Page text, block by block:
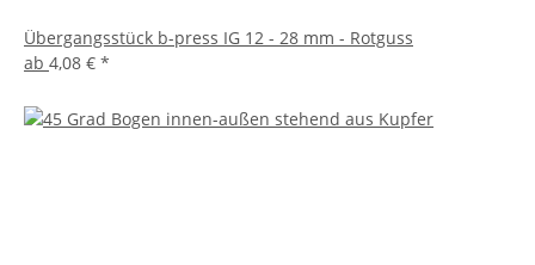
Übergangsstück b-press IG 12 - 28 mm - Rotguss
ab 4,08 € *